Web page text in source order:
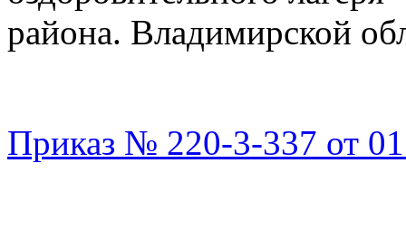
района. Владимирской
Приказ № 220-3-337 от